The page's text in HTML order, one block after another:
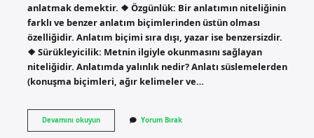
anlatmak demektir. ❖ Özgünlük: Bir anlatımın niteliğinin
farklı ve benzer anlatım biçimlerinden üstün olması
özelliğidir. Anlatım biçimi sıra dışı, yazar ise benzersizdir.
❖ Sürükleyicilik: Metnin ilgiyle okunmasını sağlayan
niteliğidir. Anlatımda yalınlık nedir? Anlatı süslemelerden
(konuşma biçimleri, ağır kelimeler ve…
Devamını okuyunAnlatımın
Temel
Yorum Bırak